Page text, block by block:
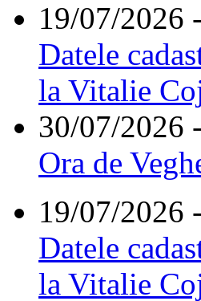
19/07/2026
Datele
la Vitalie
30/07/2026
Ora de
19/07/2026
Datele
la Vitalie